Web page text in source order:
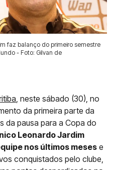
faz balanço do primeiro semestre
- Foto: Gilvan de
, neste sábado (30), no
da primeira parte da
da pausa para a Copa do
Leonardo Jardim
nos últimos meses e
conquistados pelo clube,